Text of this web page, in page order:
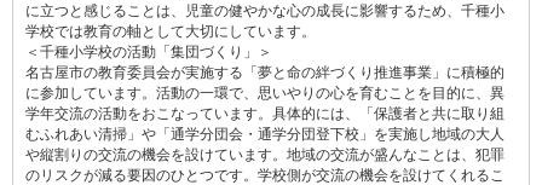
に立つと感じることは、児童の健やかな心の成長に影響するため、千種小
学校では教育の軸として大切にしています。
＜千種小学校の活動「集団づくり」＞
名古屋市の教育委員会が実施する「夢と命の絆づくり推進事業」に積極的
に参加しています。活動の一環で、思いやりの心を育むことを目的に、異
学年交流の活動をおこなっています。具体的には、「保護者と共に取り組
むふれあい清掃」や「通学分団会・通学分団登下校」を実施し地域の大人
や縦割りの交流の機会を設けています。地域の交流が盛んなことは、犯罪
のリスクが減る要因のひとつです。学校側が交流の機会を設けてくれるこ